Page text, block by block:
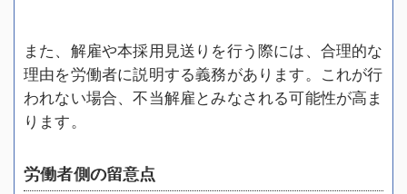
また、解雇や本採用見送りを行う際には、合理的な
理由を労働者に説明する義務があります。これが行
われない場合、不当解雇とみなされる可能性が高ま
ります。
労働者側の留意点